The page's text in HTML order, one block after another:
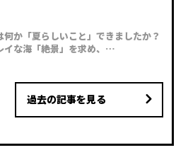
何か「夏らしいこと」できましたか？
イな海「絶景」を求め、…
過去の記事を見る